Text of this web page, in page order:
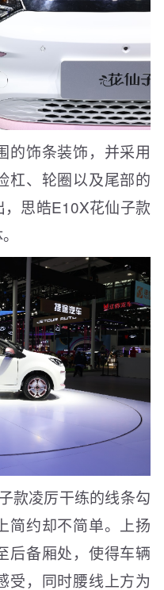
的饰条装饰，并采用
杠、轮圈以及尾部的
思皓E10X花仙子款
款凌厉干练的线条勾
简约却不简单。上扬
后备厢处，使得车辆
受，同时腰线上方为